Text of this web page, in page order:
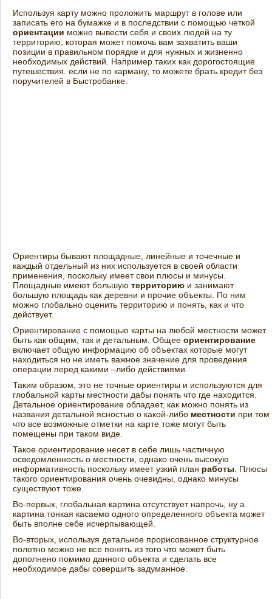
Используя карту можно проложить маршрут в голове или
записать его на бумажке и в последствии с помощью четкой
ориентации можно вывести себя и своих людей на ту
территорию, которая может помочь вам захватить ваши
позиции в правильном порядке и для нужных и жизненно
необходимых действий. Например таких как дорогостоящие
путешествия. если не по карману, то можете брать кредит без
поручителей в Быстробанке.
Ориентиры бывают площадные, линейные и точечные и
каждый отдельный из них используется в своей области
применения, поскольку имеет свои плюсы и минусы.
Площадные имеют большую территорию и занимают
большую площадь как деревни и прочие объекты. По ним
можно глобально оценить территорию и понять, как и что
действует.
Ориентирование с помощью карты на любой местности может
быть как общим, так и детальным. Общее ориентирование
включает общую информацию об объектах которые могут
находиться но не иметь важное значение для проведения
операции перед какими –либо действиями.
Таким образом, это не точные ориентиры и используются для
глобальной карты местности дабы понять что где находится.
Детальное ориентирование обладает, как можно понять из
названия детальной ясностью о какой-либо местности при том
что все возможные отметки на карте тоже могут быть
помещены при таком виде.
Такое ориентирование несет в себе лишь частичную
осведомленность о местности, однако очень высокую
информативность поскольку имеет узкий план работы . Плюсы
такого ориентирования очень очевидны, однако минусы
существуют тоже.
Во-первых, глобальная картина отсутствует напрочь, ну а
картина тонкая касаемо одного определенного объекта может
быть вполне себе исчерпывающей.
Во-вторых, используя детальное прорисованное структурное
полотно можно не все понять из того что может быть
дополнено помимо данного объекта и сделать все
необходимое дабы совершить задуманное.